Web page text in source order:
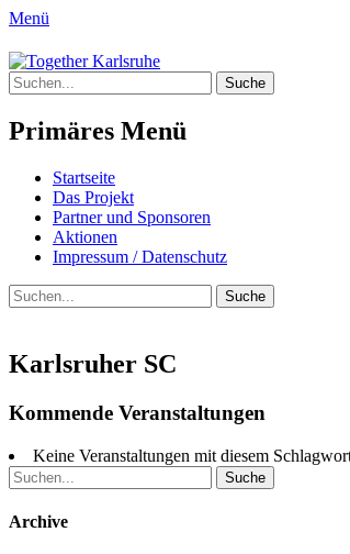
Menü
Together Karlsruhe
Integration von jungen
Suche
nach:
Primäres Menü
Springe
zum
Inhalt
Startseite
Das Projekt
Partner und Sponsoren
Aktionen
Impressum / Datenschutz
Suchen
Suche
nach:
Karlsruher SC
Kommende Veranstaltungen
Keine Veranstaltungen mit diesem
Suche
nach:
Archive